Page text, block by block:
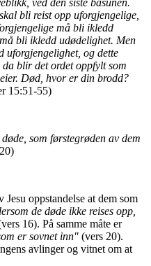
bli reist opp uforgjengelige,
må bli ikledd
bli ikledd udødelighet. Men
uforgjengelighet, og dette
blir det ordet oppfylt som
Død, hvor er din brodd?
15:51-55)
som førstegrøden av dem
oppstandelse at dem som
de døde ikke reises opp,
16). På samme måte er
er sovnet inn" (vers 20).
avlinger og vitnet om at